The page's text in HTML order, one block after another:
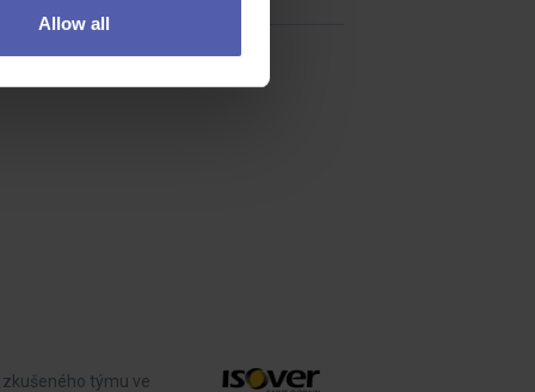
Allow all
týmu ve